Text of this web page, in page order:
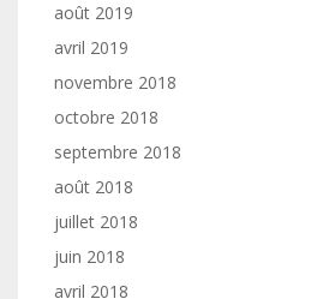
août 2019
avril 2019
novembre 2018
octobre 2018
septembre 2018
août 2018
juillet 2018
juin 2018
avril 2018